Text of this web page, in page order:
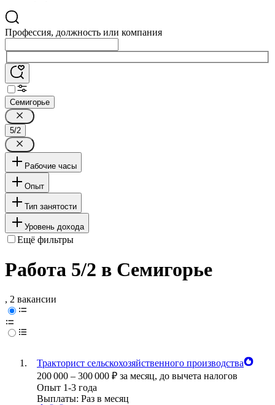
Профессия, должность или компания
Семигорье
5/2
Рабочие часы
Опыт
Тип занятости
Уровень дохода
Ещё фильтры
Работа 5/2 в Семигорье
, 2 вакансии
Тракторист сельскохозяйственного производства
200 000 – 300 000 ₽ за месяц, до вычета налогов
Опыт 1-3 года
Выплаты: Раз в месяц